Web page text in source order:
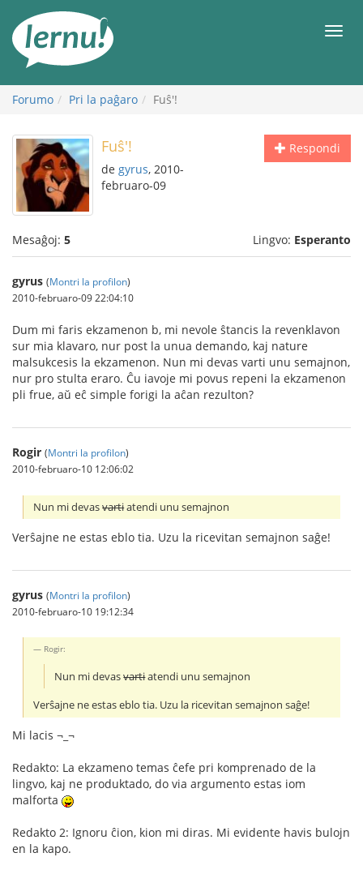
enhavo
Forumo Pri la paĝaro Fuŝ'!
Respondi
Fuŝ'!
de gyrus, 2010-
februaro-09
Mesaĝoj: 5 Lingvo: Esperanto
gyrus (Montri la profilon)
2010-februaro-09 22:04:10
Dum mi faris ekzamenon b, mi nevole ŝtancis la revenklavon
sur mia klavaro, nur post la unua demando, kaj nature
malsukcesis la ekzamenon. Nun mi devas varti unu semajnon,
nur pro stulta eraro. Ĉu iavoje mi povus repeni la ekzamenon
pli frue, aŭ eĉ simple forigi la aĉan rezulton?
Rogir (Montri la profilon)
2010-februaro-10 12:06:02
Nun mi devasvartiatendi unu semajnon
Verŝajne ne estas eblo tia. Uzu la ricevitan semajnon saĝe!
gyrus (Montri la profilon)
2010-februaro-10 19:12:34
Rogir:
Nun mi devasvartiatendi unu semajnon
Verŝajne ne estas eblo tia. Uzu la ricevitan semajnon saĝe!
Mi lacis ¬_¬
Redakto: La ekzameno temas ĉefe pri komprenado de la
lingvo, kaj ne produktado, do via argumento estas iom
malforta
Redakto 2: Ignoru ĉion, kion mi diras. Mi evidente havis bulojn
en la kapo.